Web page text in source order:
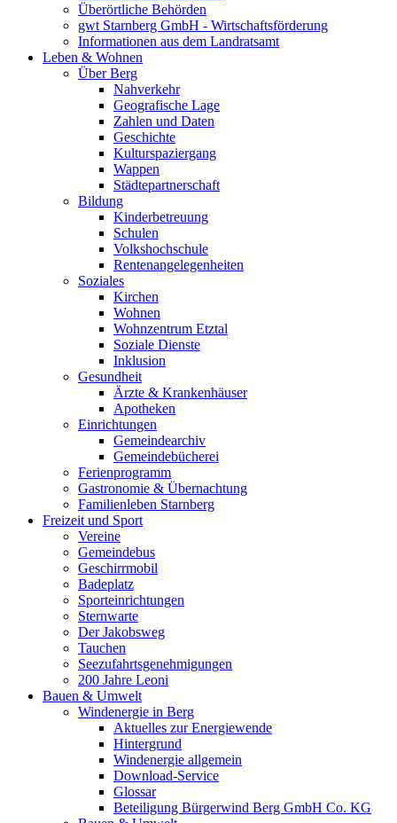
Überörtliche Behörden
gwt Starnberg GmbH - Wirtschaftsförderung
Informationen aus dem Landratsamt
Leben & Wohnen
Über Berg
Nahverkehr
Geografische Lage
Zahlen und Daten
Geschichte
Kulturspaziergang
Wappen
Städtepartnerschaft
Bildung
Kinderbetreuung
Schulen
Volkshochschule
Rentenangelegenheiten
Soziales
Kirchen
Wohnen
Wohnzentrum Etztal
Soziale Dienste
Inklusion
Gesundheit
Ärzte & Krankenhäuser
Apotheken
Einrichtungen
Gemeindearchiv
Gemeindebücherei
Ferienprogramm
Gastronomie & Übernachtung
Familienleben Starnberg
Freizeit und Sport
Vereine
Gemeindebus
Geschirrmobil
Badeplatz
Sporteinrichtungen
Sternwarte
Der Jakobsweg
Tauchen
Seezufahrtsgenehmigungen
200 Jahre Leoni
Bauen & Umwelt
Windenergie in Berg
Aktuelles zur Energiewende
Hintergrund
Windenergie allgemein
Download-Service
Glossar
Beteiligung Bürgerwind Berg GmbH Co. KG